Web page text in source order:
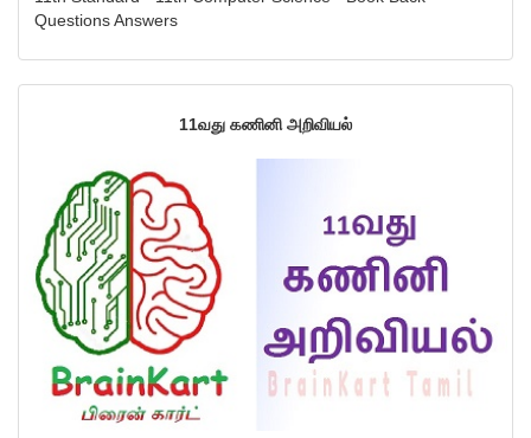
Questions Answers
11வது கணினி அறிவியல்